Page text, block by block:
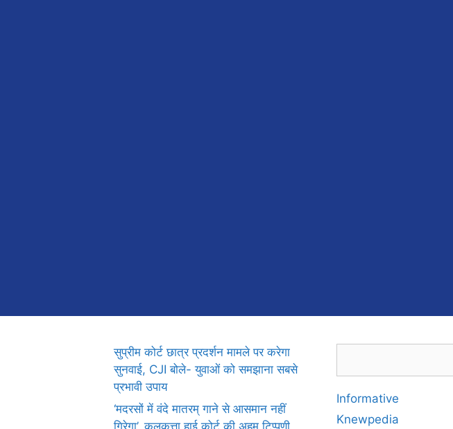
सुप्रीम कोर्ट छात्र प्रदर्शन मामले पर करेगा
सुनवाई, CJI बोले- युवाओं को समझाना सबसे
प्रभावी उपाय
‘मदरसों में वंदे मातरम् गाने से आसमान नहीं
Informative
Knewpedia